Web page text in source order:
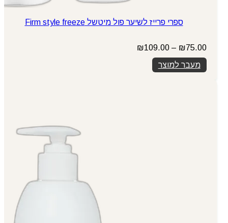
ספרי פרייז לשיער פול מיטשל Firm style freeze
₪75.00
–
₪109.00
מעבר למוצר